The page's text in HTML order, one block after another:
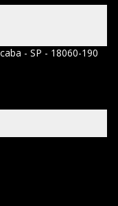
- SP - 18060-190